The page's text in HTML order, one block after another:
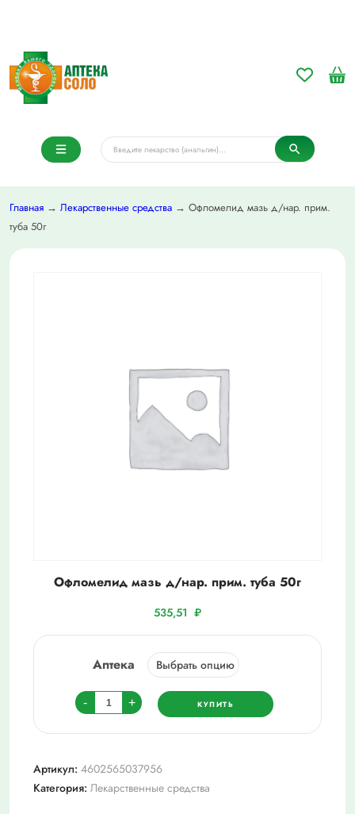
Главная → Лекарственные средства → Офломелид мазь д/нар. прим.
туба 50г
Офломелид мазь д/нар. прим. туба 50г
535,51 ₽
Аптека
-
Количество
товара
Офломелид
д/
нар.
+ КУПИТЬ
Артикул: 4602565037956
Категория: Лекарственные средства